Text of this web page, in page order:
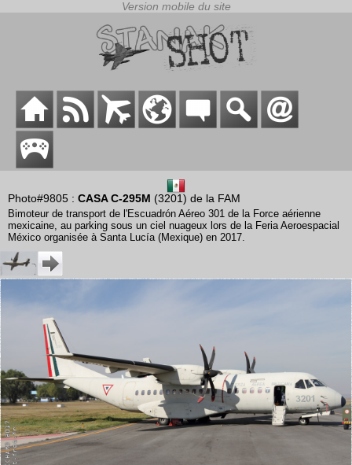
Photo#9805 : CASA C-295M (3201) de la FAM
Bimoteur de transport de l'Escuadrón Aéreo 301 de la Force aérienne
mexicaine, au parking sous un ciel nuageux lors de la Feria Aeroespacial
México organisée à Santa Lucía (Mexique) en 2017.